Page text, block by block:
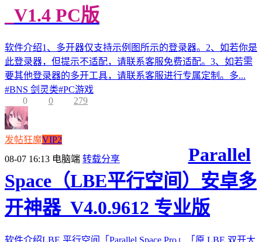
_V1.4 PC版
软件介绍1、多开器仅支持示例图所示的登录器。2、如若你是
此登录器，但提示不适配，请联系客服免费适配。3、如若需
要其他登录器的多开工具，请联系客服进行专属定制。多...
#BNS 剑灵类#PC游戏
0
0 279
发帖狂魔VIP2
08-07 16:13 电脑端 转载分享
Parallel
Space（LBE平行空间）安卓多
开神器_V4.0.9612 专业版
软件介绍LBE 平行空间「Parallel Space Pro」「原 LBE 双开大